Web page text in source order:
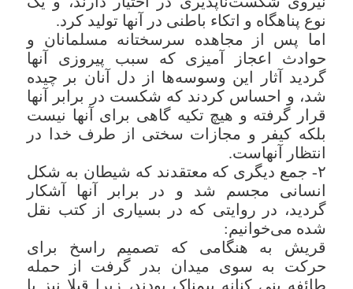
نوع پناهگاه و اتکاء باطنى در آنها تولید کرد.
اما پس از مجاهده سرسختانه مسلمانان و
حوادث اعجاز آمیزى که سبب پیروزى آنها
گردید آثار این وسوسه‌ها از دل آنان بر چیده
شد، و احساس کردند که شکست در برابر آنها
قرار گرفته و هیچ تکیه گاهى براى آنها نیست
بلکه کیفر و مجازات سختى از طرف خدا در
انتظار آنهاست.
۲- جمع دیگرى که معتقدند که شیطان به شکل
انسانى مجسم شد و در برابر آنها آشکار
گردید، در روایتى که در بسیارى از کتب نقل
شده مى‌خوانیم:
قریش به هنگامى که تصمیم راسخ براى
حرکت به سوى میدان بدر گرفت از حمله
طائفه بنى کنانه بیمناک بودند، زیرا قبلا نیز با